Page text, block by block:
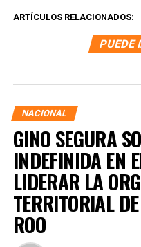
ARTÍCULOS RELACIONADOS:
PUEDE
NACIONAL
GINO SEGURA
INDEFINIDA EN
LIDERAR LA
TERRITORIAL
ROO